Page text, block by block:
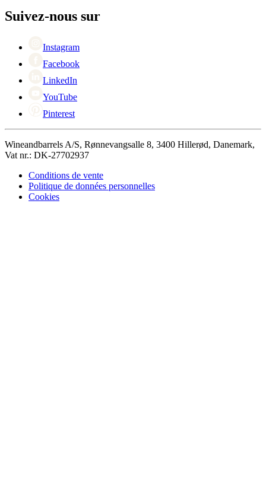
Black Friday
Singles Day
Suivez-nous sur
Instagram
Facebook
LinkedIn
YouTube
Pinterest
Wineandbarrels A/S, Rønnevangsalle 8, 3400 Hillerød, Danemark,
Vat nr.: DK-27702937
Conditions de vente
Politique de données personnelles
Cookies